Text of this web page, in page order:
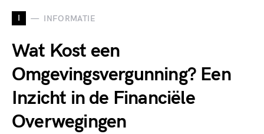
I INFORMATIE
Wat Kost een
Omgevingsvergunning? Een
Inzicht in de Financiële
Overwegingen